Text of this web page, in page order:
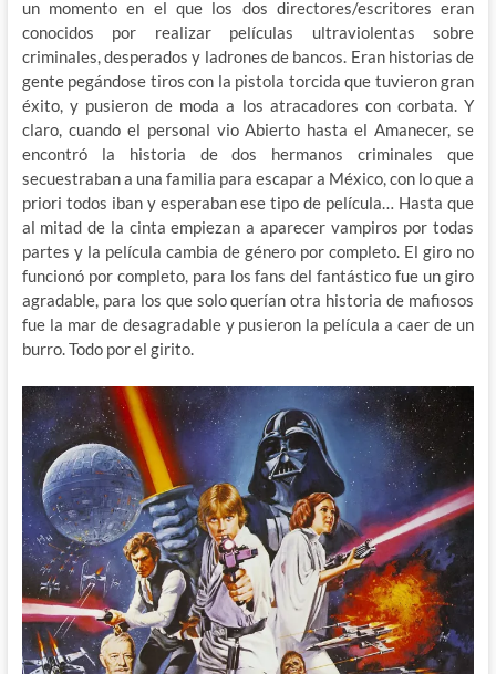
un momento en el que los dos directores/escritores eran
conocidos por realizar películas ultraviolentas sobre
criminales, desperados y ladrones de bancos. Eran historias de
gente pegándose tiros con la pistola torcida que tuvieron gran
éxito, y pusieron de moda a los atracadores con corbata. Y
claro, cuando el personal vio Abierto hasta el Amanecer, se
encontró la historia de dos hermanos criminales que
secuestraban a una familia para escapar a México, con lo que a
priori todos iban y esperaban ese tipo de película… Hasta que
al mitad de la cinta empiezan a aparecer vampiros por todas
partes y la película cambia de género por completo. El giro no
funcionó por completo, para los fans del fantástico fue un giro
agradable, para los que solo querían otra historia de mafiosos
fue la mar de desagradable y pusieron la película a caer de un
burro. Todo por el girito.